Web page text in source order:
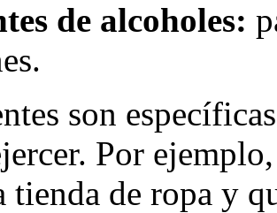
de alcoholes:
son
Por
tienda de ropa y